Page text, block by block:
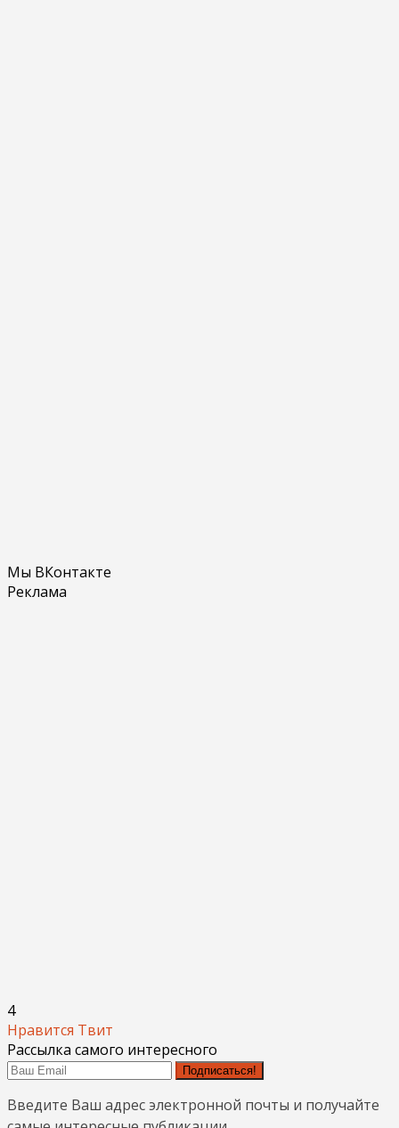
Мы ВКонтакте
Реклама
4
Нравится Твит
Рассылка самого интересного
Подписаться!
Введите Ваш адрес электронной почты и получайте